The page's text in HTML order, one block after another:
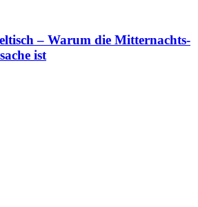
– Warum die Mitternachts-
ist